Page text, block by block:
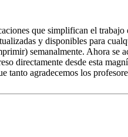
que simplifican el
y disponibles para
semanalmente. Ahora se
directamente desde esta
tanto agradecemos los